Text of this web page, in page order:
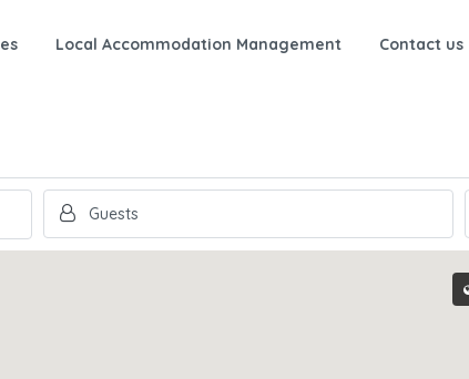
Local Accommodation Management Contact us